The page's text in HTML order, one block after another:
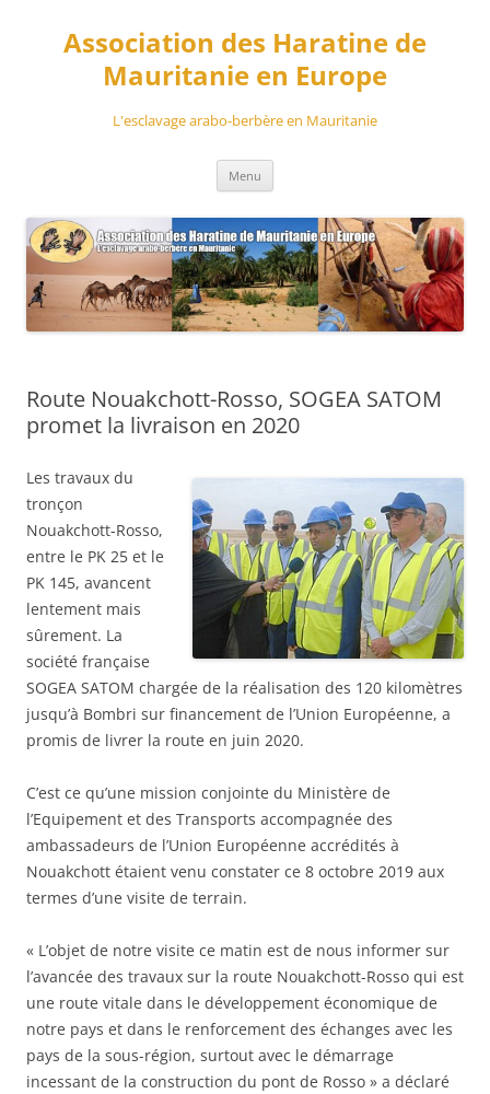
contenuAssociation des Haratine de
Mauritanie en Europe
L'esclavage arabo-berbère en Mauritanie
Menu
Route Nouakchott-Rosso, SOGEA SATOM
promet la livraison en 2020
Les travaux du
tronçon
Nouakchott-Rosso,
entre le PK 25 et le
PK 145, avancent
lentement mais
sûrement. La
société française
SOGEA SATOM chargée de la réalisation des 120 kilomètres
jusqu’à Bombri sur financement de l’Union Européenne, a
promis de livrer la route en juin 2020.
C’est ce qu’une mission conjointe du Ministère de
l’Equipement et des Transports accompagnée des
ambassadeurs de l’Union Européenne accrédités à
Nouakchott étaient venu constater ce 8 octobre 2019 aux
termes d’une visite de terrain.
« L’objet de notre visite ce matin est de nous informer sur
l’avancée des travaux sur la route Nouakchott-Rosso qui est
une route vitale dans le développement économique de
notre pays et dans le renforcement des échanges avec les
pays de la sous-région, surtout avec le démarrage
incessant de la construction du pont de Rosso » a déclaré